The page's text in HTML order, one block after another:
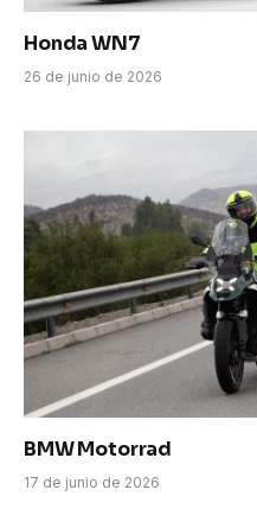
Honda WN7
26 de junio de 2026
BMW Motorrad
17 de junio de 2026